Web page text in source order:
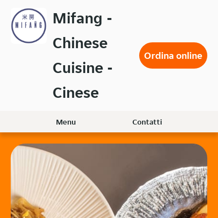
contenuto
principale
Mifang -
Chinese
Cuisine -
Cinese
Ordina online
Menu Contatti